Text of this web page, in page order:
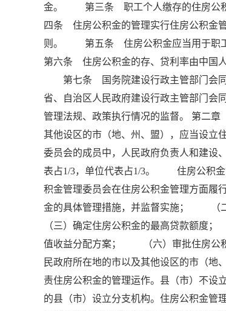
金。 第三条 职工个人缴存的住房公积
四条 住房公积金的管理实行住房公积金
则。 第五条 住房公积金应当用于职工
第六条 住房公积金的存、贷利率由中国
第七条 国务院建设行政主管部门会同
省、自治区人民政府建设行政主管部门会
管理法规、政策执行情况的监督。 第
其他设区的市（地、州、盟），应当设立
委员会的成员中，人民政府负责人和建设
表占1/3，单位代表占1/3。 住房公积
积金管理委员会在住房公积金管理方面
金的具体管理措施，并监督实施； （
（三）确定住房公积金的最高贷款额
值收益分配方案； （六）审批住房公
民政府所在地的市以及其他设区的市（地
责住房公积金的管理运作。县（市）不
的县（市）设立分支机构。住房公积金